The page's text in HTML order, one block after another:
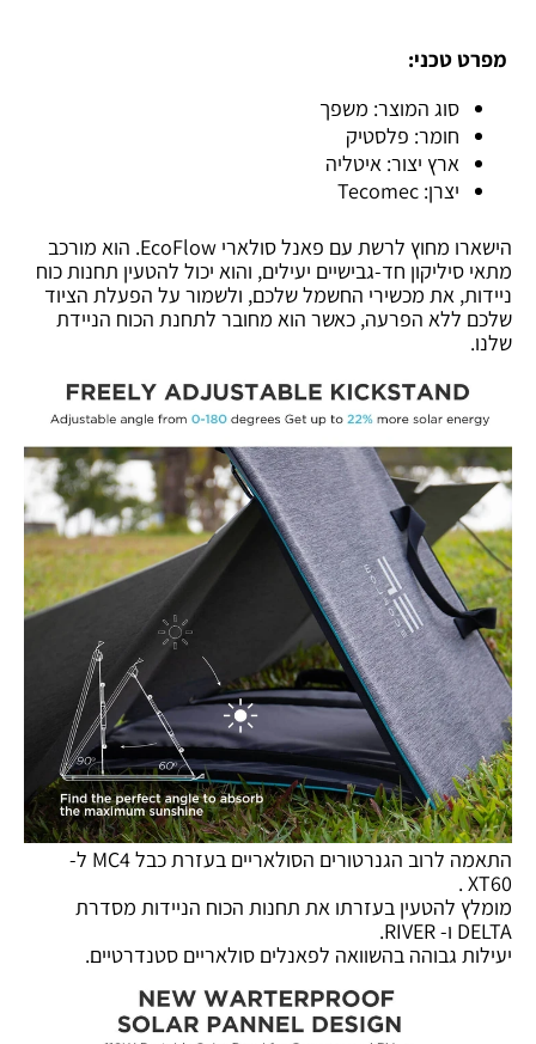
מפרט טכני:
סוג המוצר: משפך
חומר: פלסטיק
ארץ יצור: איטליה
יצרן: Tecomec
הישארו מחוץ לרשת עם פאנל סולארי EcoFlow. הוא מורכב
מתאי סיליקון חד-גבישיים יעילים, והוא יכול להטעין תחנות כוח
ניידות, את מכשירי החשמל שלכם, ולשמור על הפעלת הציוד
שלכם ללא הפרעה, כאשר הוא מחובר לתחנת הכוח הניידת
שלנו.
התאמה לרוב הגנרטורים הסולאריים בעזרת כבל MC4 ל-
XT60 .
מומלץ להטעין בעזרתו את תחנות הכוח הניידות מסדרת
DELTA ו- RIVER.
יעילות גבוהה בהשוואה לפאנלים סולאריים סטנדרטיים.